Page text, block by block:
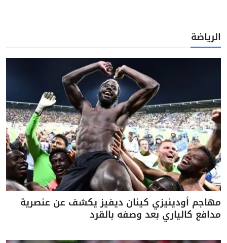
الرياضة
مهاجم أودينيزي كينان ديفيز يكشف عن عنصرية
مدافع كالياري بعد وصفه بالقرد